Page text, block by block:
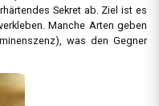
Sekret ab. Ziel ist es
Manche Arten geben
was den Gegner